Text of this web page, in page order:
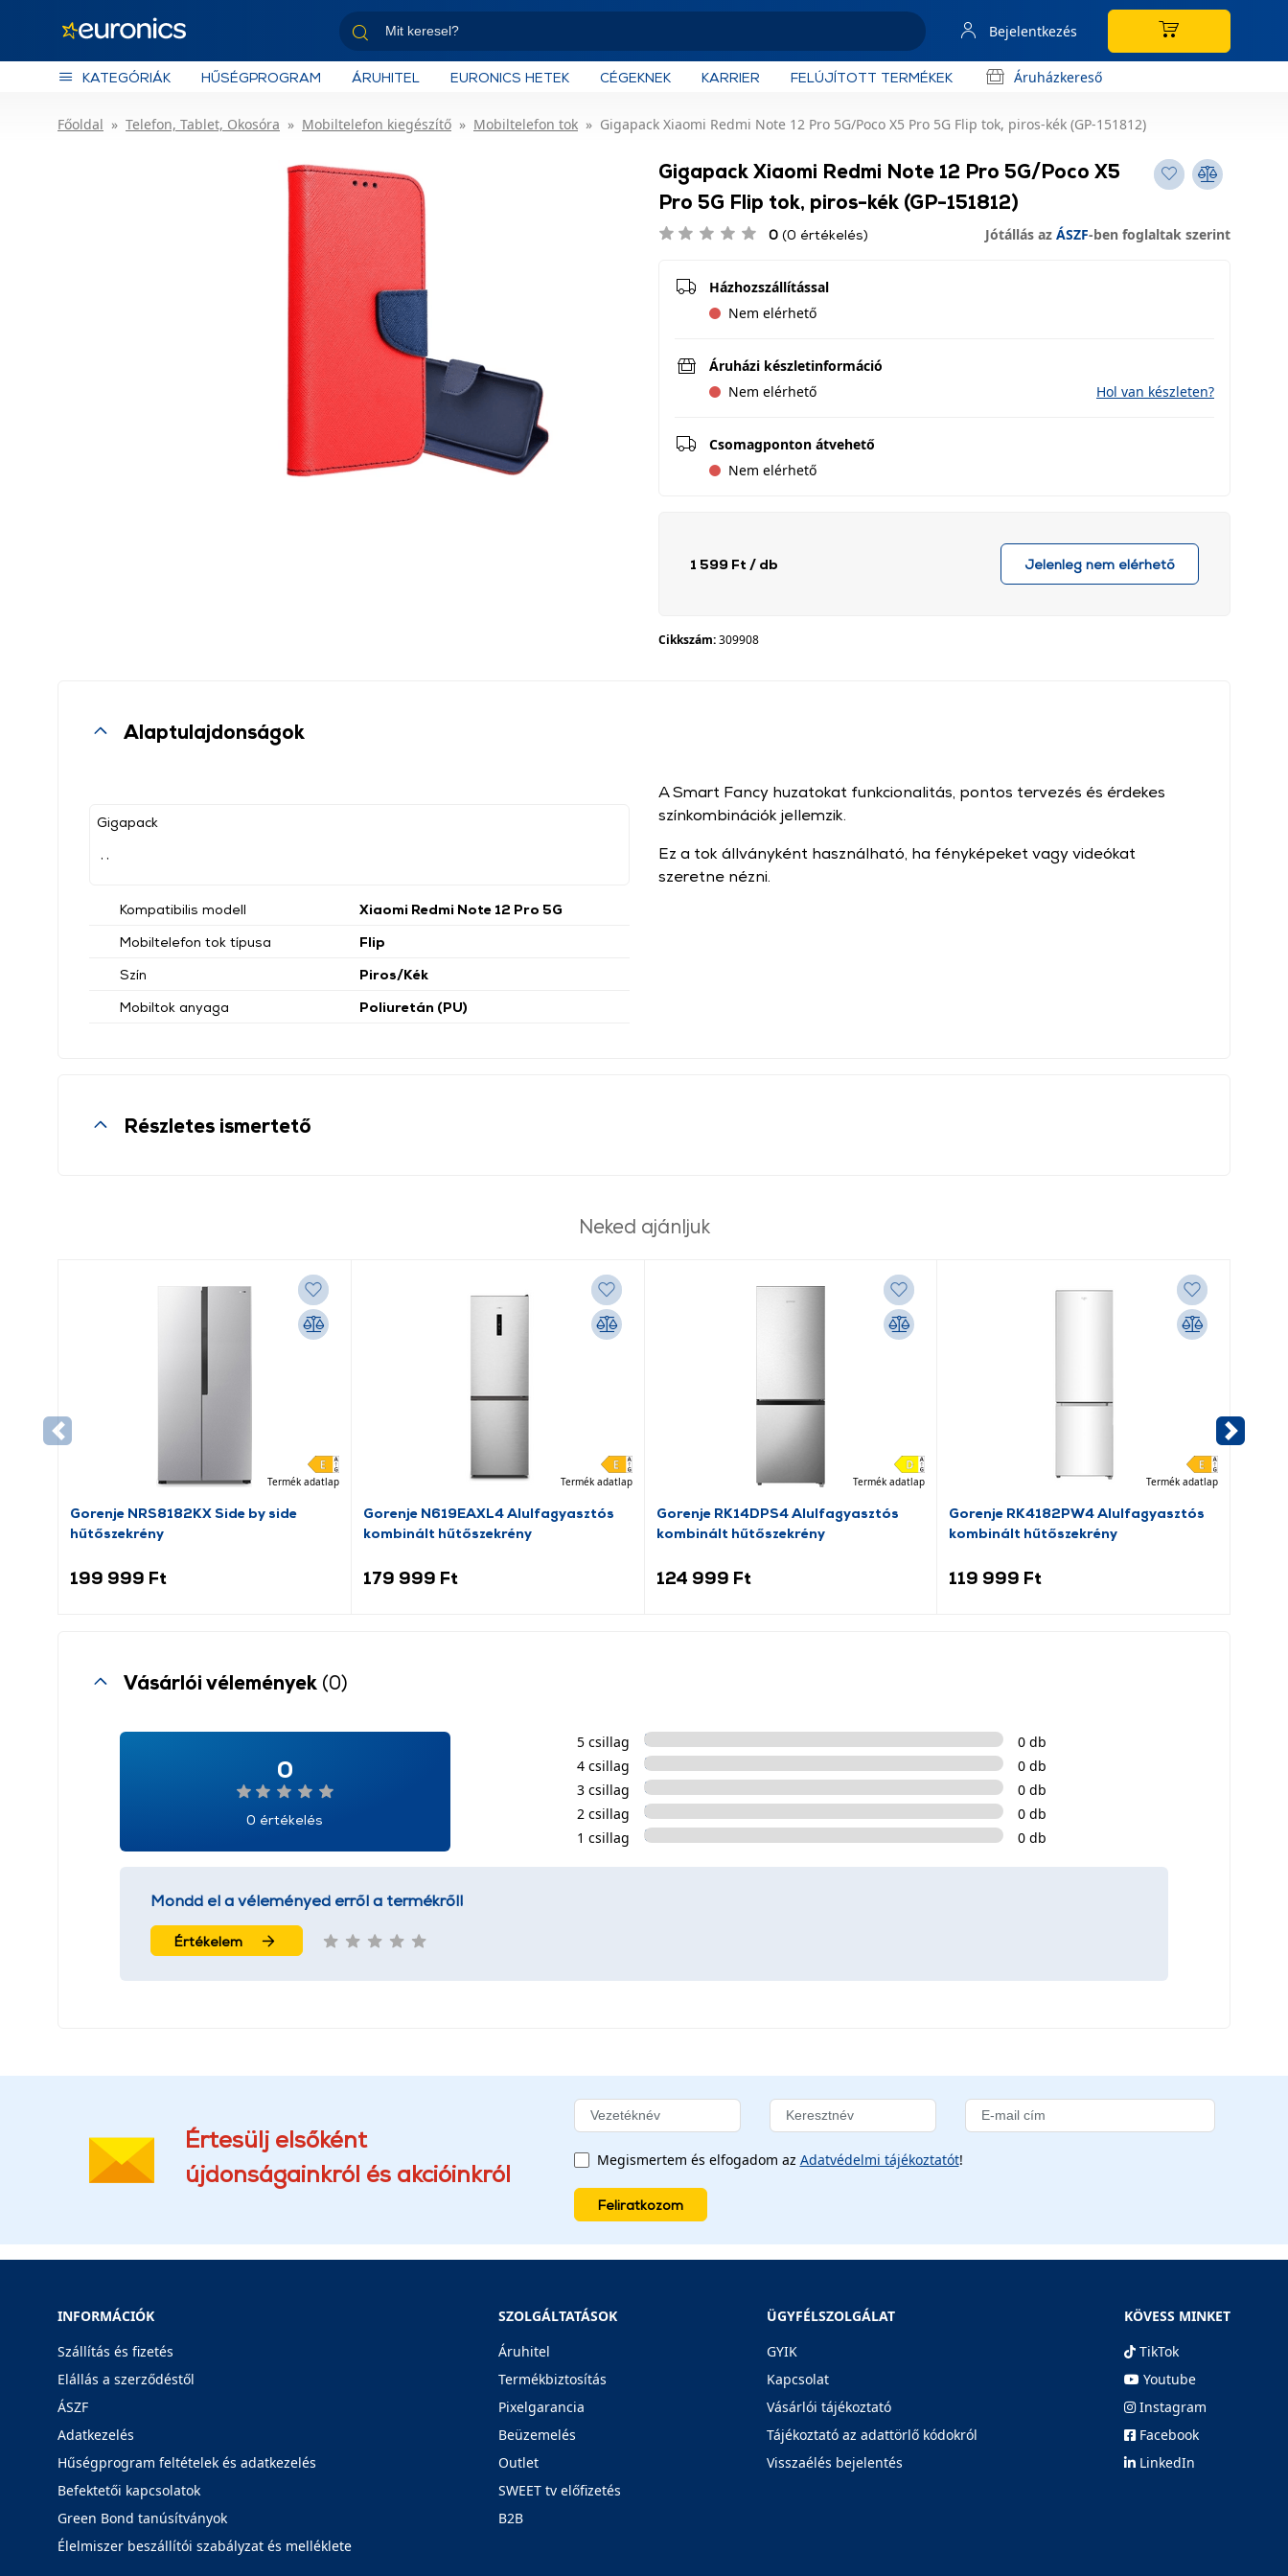
Bejelentkezés
KATEGÓRIÁK HŰSÉGPROGRAM ÁRUHITEL EURONICS HETEK CÉGEKNEK KARRIER FELÚJÍTOTT TERMÉKEK Áruházkereső
Főoldal Telefon, Tablet, Okosóra Mobiltelefon kiegészítő Mobiltelefon tok Gigapack Xiaomi Redmi Note 12 Pro 5G/Poco X5 Pro 5G Flip tok, piros-kék (GP-151812)
Gigapack Xiaomi Redmi Note 12 Pro 5G/Poco X5
Pro 5G Flip tok, piros-kék (GP-151812)
0 (0 értékelés) Jótállás az ÁSZF-ben foglaltak szerint
Házhozszállítással
Nem elérhető
Áruházi készletinformáció
Nem elérhető
Hol van készleten?
Csomagponton átvehető
Nem elérhető
1 599 Ft / db Jelenleg nem elérhető
Cikkszám:309908
Alaptulajdonságok
Gigapack
Kompatibilis modell
Xiaomi Redmi Note 12 Pro 5G
Mobiltelefon tok típusa
Flip
Szín
Piros/Kék
Mobiltok anyaga
Poliuretán (PU)
A Smart Fancy huzatokat funkcionalitás, pontos tervezés és érdekes
színkombinációk jellemzik.
Ez a tok állványként használható, ha fényképeket vagy videókat
szeretne nézni.
Részletes ismertető
Neked ajánljuk
Termék adatlap
Gorenje NRS8182KX Side by side
hűtőszekrény
199 999 Ft
Termék adatlap
Gorenje N619EAXL4 Alulfagyasztós
kombinált hűtőszekrény
179 999 Ft
Termék adatlap
Gorenje RK14DPS4 Alulfagyasztós
kombinált hűtőszekrény
124 999 Ft
Termék adatlap
Gorenje RK4182PW4 Alulfagyasztós
kombinált hűtőszekrény
119 999 Ft
Vásárlói vélemények (0)
0
0 értékelés
5 csillag
0 db
4 csillag
0 db
3 csillag
0 db
2 csillag
0 db
1 csillag
0 db
Mondd el a véleményed erről a termékről!
Értékelem
Értesülj elsőként
újdonságainkról és akcióinkról
Megismertem és elfogadom az Adatvédelmi tájékoztatót!
Feliratkozom
INFORMÁCIÓK
Szállítás és fizetés
Elállás a szerződéstől
ÁSZF
Adatkezelés
Hűségprogram feltételek és adatkezelés
Befektetői kapcsolatok
Green Bond tanúsítványok
Élelmiszer beszállítói szabályzat és melléklete
SZOLGÁLTATÁSOK
Áruhitel
Termékbiztosítás
Pixelgarancia
Beüzemelés
Outlet
SWEET tv előfizetés
B2B
ÜGYFÉLSZOLGÁLAT
GYIK
Kapcsolat
Vásárlói tájékoztató
Tájékoztató az adattörlő kódokról
Visszaélés bejelentés
KÖVESS MINKET
TikTok
Youtube
Instagram
Facebook
LinkedIn